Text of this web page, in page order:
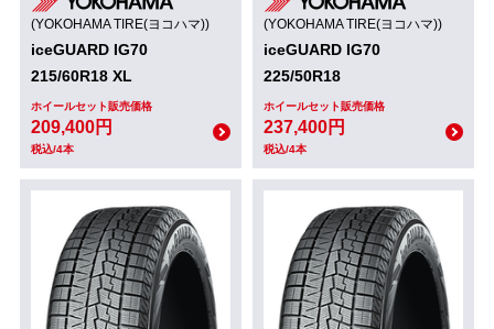
(YOKOHAMA TIRE(ヨコハマ))
iceGUARD IG70
215/60R18 XL
ホイールセット販売価格
209,400円
税込/4本
(YOKOHAMA TIRE(ヨコハマ))
iceGUARD IG70
225/50R18
ホイールセット販売価格
237,400円
税込/4本